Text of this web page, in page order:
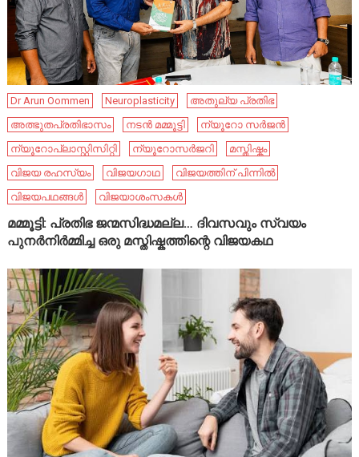
Dr Arun Oommen Neuroplasticity
അതുല്യ പ്രതിഭ
അത്ഭുതപ്രതിഭാസം
നടൻ മമ്മൂട്ടി
ന്യൂറോ സർജൻ
ന്യൂറോപ്ലാസ്റ്റിസിറ്റി
ന്യൂറോസർജറി
മസ്തിഷ്കം
വിജയ രഹസ്യം
വിജയഗാഥ
വിജയത്തിന് പിന്നിൽ
വിജയപഥങ്ങൾ
വിജയാശംസകൾ
മമ്മൂട്ടി: പ്രതിഭ ജന്മസിദ്ധമല്ല… ദിവസവും സ്വയം
പുനർനിർമ്മിച്ച ഒരു മസ്തിഷ്കത്തിന്റെ വിജയകഥ